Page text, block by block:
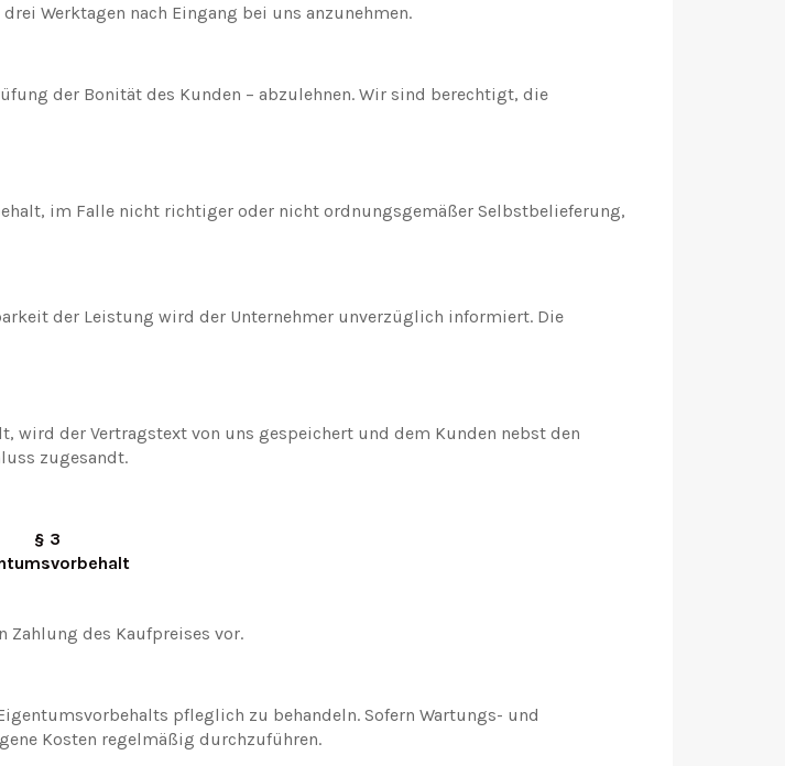
Werktagen nach Eingang bei uns anzunehmen.
der Bonität des Kunden – abzulehnen. Wir sind berechtigt, die
im Falle nicht richtiger oder nicht ordnungsgemäßer Selbstbelieferung,
der Leistung wird der Unternehmer unverzüglich informiert. Die
wird der Vertragstext von uns gespeichert und dem Kunden nebst den
zugesandt.
§ 3
Zahlung des Kaufpreises vor.
pfleglich zu behandeln. Sofern Wartungs- und
Kosten regelmäßig durchzuführen.